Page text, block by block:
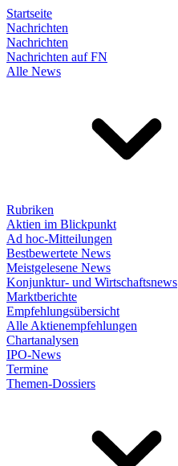
Startseite
Nachrichten
Nachrichten
Nachrichten auf FN
Alle News
Rubriken
Aktien im Blickpunkt
Ad hoc-Mitteilungen
Bestbewertete News
Meistgelesene News
Konjunktur- und Wirtschaftsnews
Marktberichte
Empfehlungsübersicht
Alle Aktienempfehlungen
Chartanalysen
IPO-News
Termine
Themen-Dossiers